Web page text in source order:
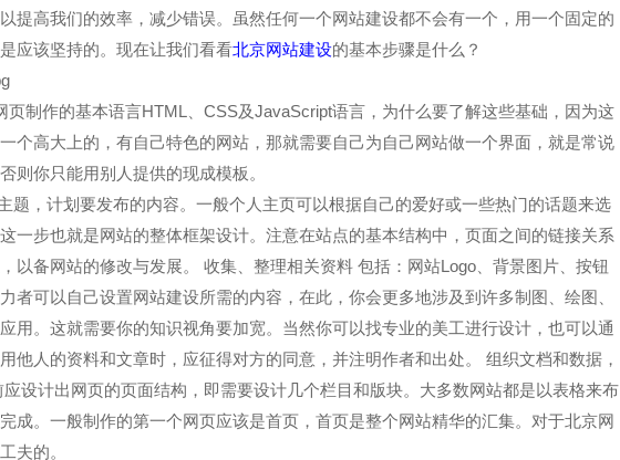
提高我们的效率，减少错误。虽然任何一个网站建设都不会有一个，用一个固定的
应该坚持的。现在让我们看看北京网站建设的基本步骤是什么？
页制作的基本语言HTML、CSS及JavaScript语言，为什么要了解这些基础，因为这
个高大上的，有自己特色的网站，那就需要自己为自己网站做一个界面，就是常说
则你只能用别人提供的现成模板。
题，计划要发布的内容。一般个人主页可以根据自己的爱好或一些热门的话题来选
一步也就是网站的整体框架设计。注意在站点的基本结构中，页面之间的链接关系
以备网站的修改与发展。 收集、整理相关资料 包括：网站Logo、背景图片、按钮
者可以自己设置网站建设所需的内容，在此，你会更多地涉及到许多制图、绘图、
用。这就需要你的知识视角要加宽。当然你可以找专业的美工进行设计，也可以通
他人的资料和文章时，应征得对方的同意，并注明作者和出处。 组织文档和数据，
设计出网页的页面结构，即需要设计几个栏目和版块。大多数网站都是以表格来布
成。一般制作的第一个网页应该是首页，首页是整个网站精华的汇集。对于北京网
夫的。